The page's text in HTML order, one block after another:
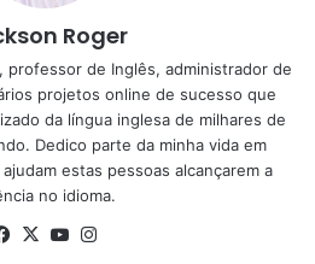
Roger
professor de Inglês, administrador de
projetos online de sucesso que
da língua inglesa de milhares de
Dedico parte da minha vida em
estas pessoas alcançarem a
no idioma.
Facebook
X YouTube